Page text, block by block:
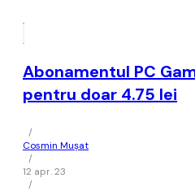
Abonamentul PC
pentru doar 4.75 lei
/
Cosmin Mușat
/
12 apr. 23
/